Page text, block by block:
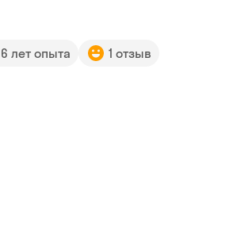
6 лет опыта 1 отзыв